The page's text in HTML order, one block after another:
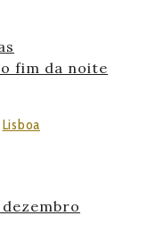
fim da noite
Lisboa